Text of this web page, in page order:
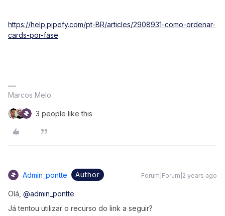
https://help.pipefy.com/pt-BR/articles/2908931-como-ordenar-
cards-por-fase
Marcos Melo
3 people like this
Admin_pontte Author Forum|Forum|2 years ago
Olá, @admin_pontte
Já tentou utilizar o recurso do link a seguir?